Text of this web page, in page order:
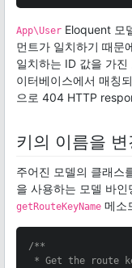
App\User Eloquent 모
먼트가 일치하기 때문
일치하는 ID 값을 가
이터베이스에서 매칭
으로 404 HTTP
키의 이름을 변
주어진 모델의 클래스
을 사용하는 모델 바
getRouteKeyName 메소
/**
* Get the route